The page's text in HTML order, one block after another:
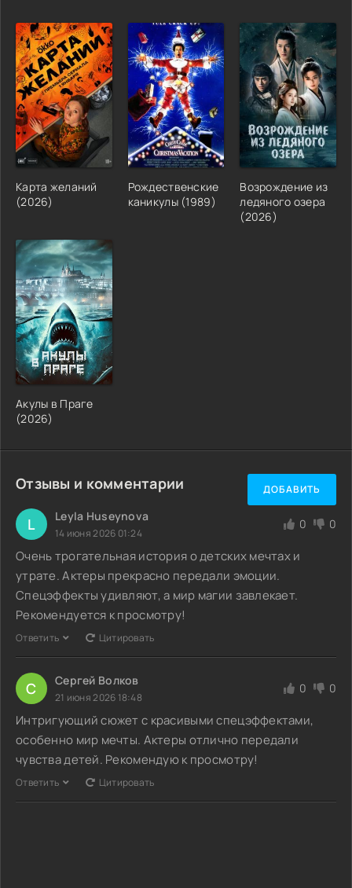
Карта желаний
(2026)
Рождественские
каникулы (1989)
Возрождение из
ледяного озера
(2026)
Акулы в Праге
(2026)
Отзывы и комментарии ДОБАВИТЬ
L Leyla Huseynova
14 июня 2026 01:24
0 0
Очень трогательная история о детских мечтах и
утрате. Актеры прекрасно передали эмоции.
Спецэффекты удивляют, а мир магии завлекает.
Рекомендуется к просмотру!
Ответить Цитировать
С Сергей Волков
21 июня 2026 18:48
0 0
Интригующий сюжет с красивыми спецэффектами,
особенно мир мечты. Актеры отлично передали
чувства детей. Рекомендую к просмотру!
Ответить Цитировать